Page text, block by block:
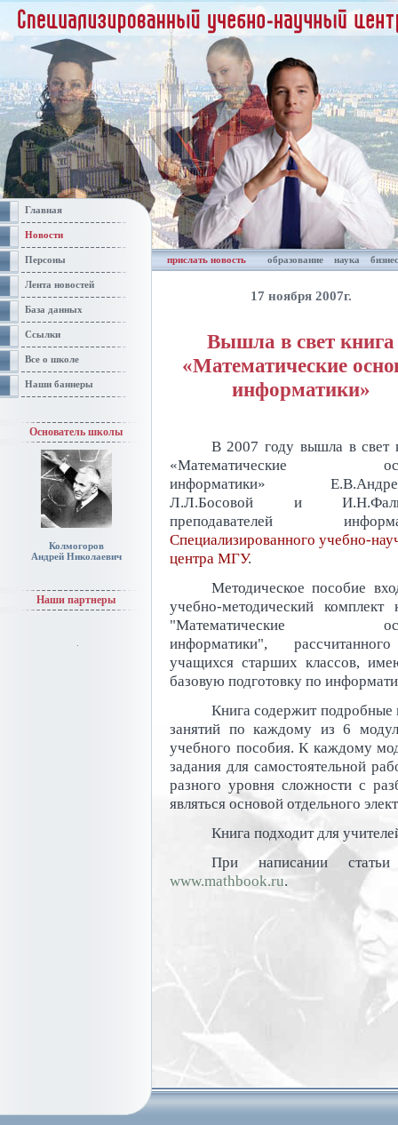
Главная
Новости
Персоны
Лента новостей
База данных
Ссылки
Все о школе
Наши баннеры
Основатель школы
Колмогоров
Андрей Николаевич
Наши партнеры
прислать новость образование наука бизнес
17 ноября 2007г.
Вышла в свет книга
«Математические
информатики»
В 2007 году вышла в свет
«Математические
информатики»
Л.Л.Босовой и
преподавателей
Специализированного учебно-
центра МГУ.
Методическое пособие
учебно-методический комплект
"Математические
информатики",
учащихся старших классов,
базовую подготовку по
Книга содержит
занятий по каждому из 6
учебного пособия. К каждому
задания для самостоятельной
разного уровня сложности с
являться основой отдельного
Книга подходит для
При написании
www.mathbook.ru.